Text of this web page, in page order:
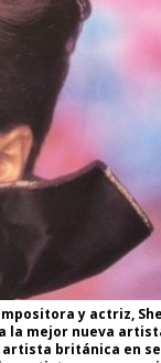
y actriz,
la mejor nueva
artista británica en